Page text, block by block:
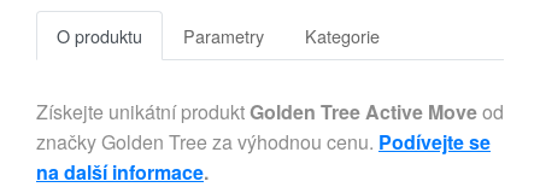
O produktu Parametry Kategorie
Získejte unikátní produktGolden Tree Active Moveod
značky Golden Tree za výhodnou cenu. Podívejte se
na další informace.